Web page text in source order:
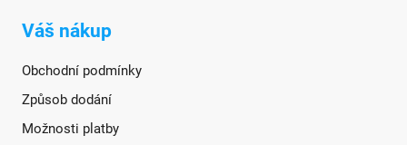
Váš nákup
Obchodní podmínky
Způsob dodání
Možnosti platby